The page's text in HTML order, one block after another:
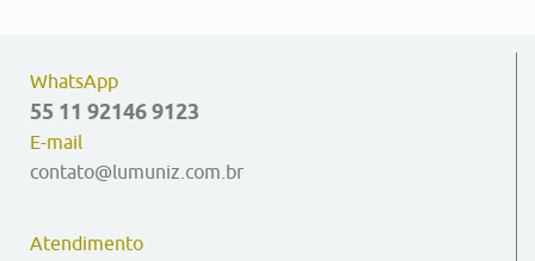
WhatsApp
55 11 92146 9123
E-mail
contato@lumuniz.com.br
Atendimento